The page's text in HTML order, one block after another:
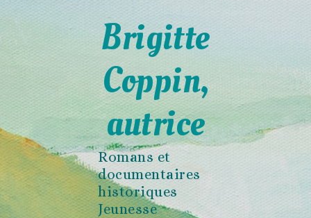
Brigitte
Coppin,
autrice
Romans et
documentaires
historiques
Jeunesse